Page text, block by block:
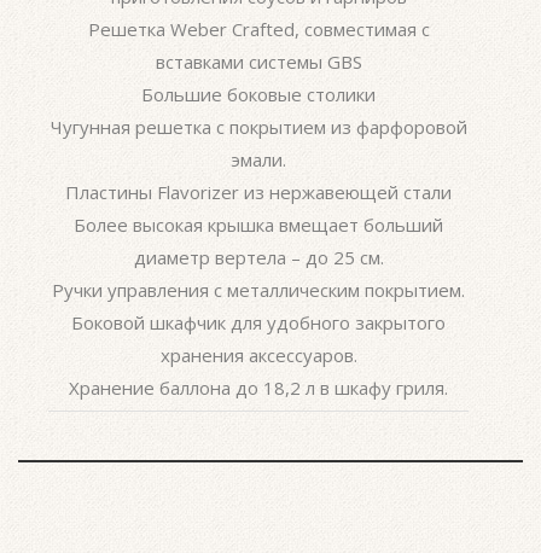
Решетка Weber Crafted, совместимая с
вставками системы GBS
Большие боковые столики
Чугунная решетка с покрытием из фарфоровой
эмали.
Пластины Flavorizer из нержавеющей стали
Более высокая крышка вмещает больший
диаметр вертела – до 25 см.
Ручки управления с металлическим покрытием.
Боковой шкафчик для удобного закрытого
хранения аксессуаров.
Хранение баллона до 18,2 л в шкафу гриля.